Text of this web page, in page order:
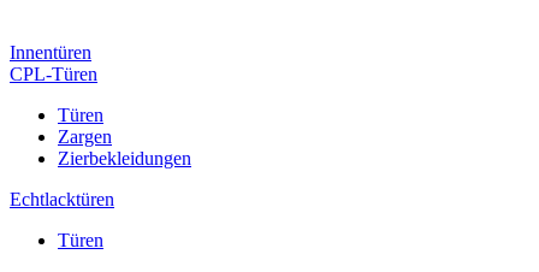
Innentüren
CPL-Türen
Türen
Zargen
Zierbekleidungen
Echtlacktüren
Türen